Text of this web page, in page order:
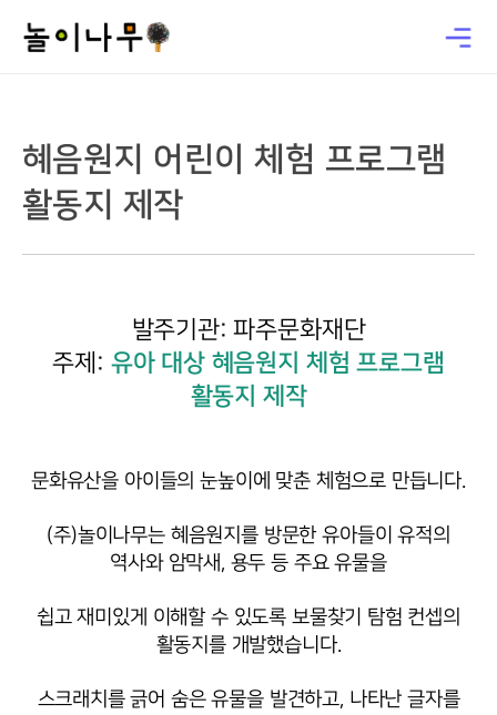
혜음원지 어린이 체험 프로그램
활동지 제작
발주기관: 파주문화재단
주제: 유아 대상 혜음원지 체험 프로그램
활동지 제작
문화유산을 아이들의 눈높이에 맞춘 체험으로 만듭니다.
(주)놀이나무는 혜음원지를 방문한 유아들이 유적의
역사와 암막새, 용두 등 주요 유물을
쉽고 재미있게 이해할 수 있도록 보물찾기 탐험 컨셉의
활동지를 개발했습니다.
스크래치를 긁어 숨은 유물을 발견하고, 나타난 글자를